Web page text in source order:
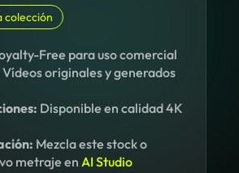
colección
Free para uso comercial
Vídeos originales y generados
Disponible en calidad 4K
Mezcla este stock o
metraje enAI Studio